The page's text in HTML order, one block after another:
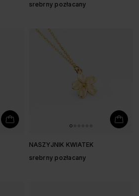
srebrny pozłacany
NASZYJNIK KWIATEK
srebrny pozłacany